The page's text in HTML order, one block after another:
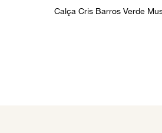
Calça Cris Barros Verde